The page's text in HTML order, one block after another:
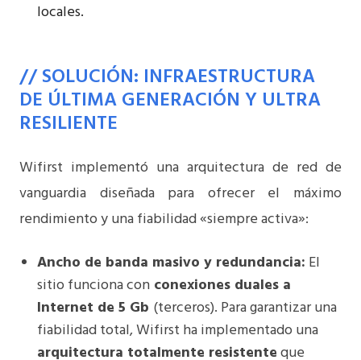
locales.
// SOLUCIÓN: INFRAESTRUCTURA
DE ÚLTIMA GENERACIÓN Y ULTRA
RESILIENTE
Wifirst implementó una arquitectura de red de
vanguardia diseñada para ofrecer el máximo
rendimiento y una fiabilidad «siempre activa»:
Ancho de banda masivo y redundancia: El
sitio funciona conconexiones duales a
Internet de 5 Gb (terceros). Para garantizar una
fiabilidad total, Wifirst ha implementado una
arquitectura totalmente resistente que